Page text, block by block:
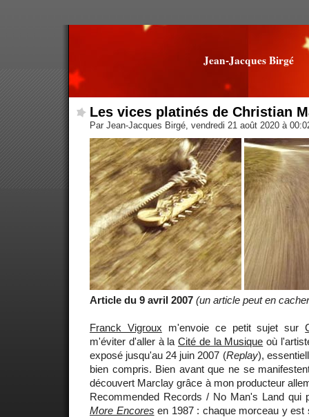
Jean-Jacques Birgé
Les vices platinés de Christian
Par Jean-Jacques Birgé, vendredi 21 août 2020 à
Article du 9 avril 2007 (un article peut en
Franck Vigroux m'envoie ce petit sujet sur
m'éviter d'aller à la Cité de la Musique où
exposé jusqu'au 24 juin 2007 (Replay),
bien compris. Bien avant que ne se
découvert Marclay grâce à mon producteur
Recommended Records / No Man's Land qui
More Encores en 1987 : chaque morceau y est